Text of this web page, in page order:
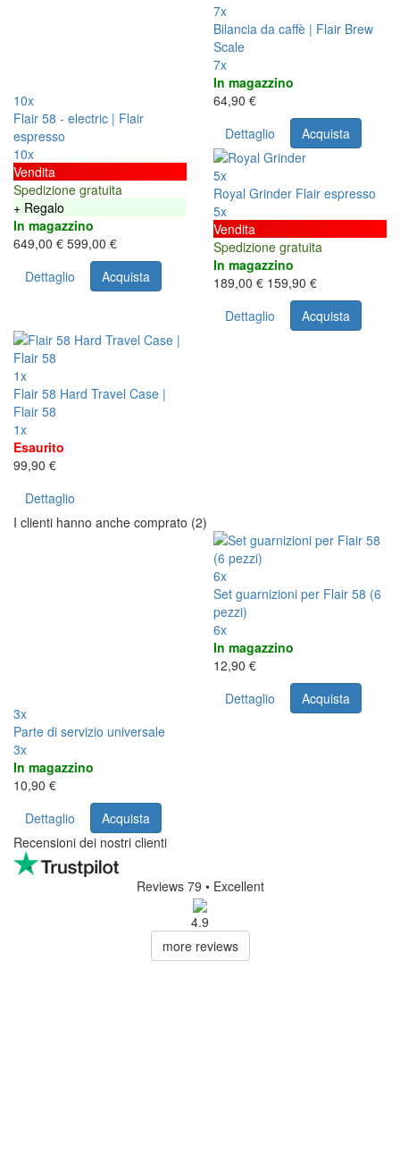
10x
Flair 58 - electric | Flair
espresso
10x
Vendita
Spedizione gratuita
+ Regalo
In magazzino
649,00 € 599,00 €
Dettaglio
Acquista
7x
Bilancia da caffè | Flair Brew
Scale
7x
In magazzino
64,90 €
Dettaglio
Acquista
5x
Royal Grinder Flair espresso
5x
Vendita
Spedizione gratuita
In magazzino
189,00 € 159,90 €
Dettaglio
Acquista
1x
Flair 58 Hard Travel Case |
Flair 58
1x
Esaurito
99,90 €
Dettaglio
I clienti hanno anche comprato (2)
3x
Parte di servizio universale
3x
In magazzino
10,90 €
Dettaglio
Acquista
6x
Set guarnizioni per Flair 58 (6
pezzi)
6x
In magazzino
12,90 €
Dettaglio
Acquista
Recensioni dei nostri clienti
Reviews 79 • Excellent
4.9
more reviews